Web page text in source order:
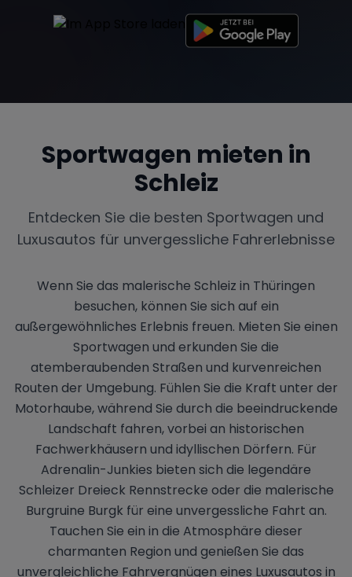
Sportwagen mieten in
Schleiz
Entdecken Sie die besten Sportwagen und
Luxusautos für unvergessliche Fahrerlebnisse
Wenn Sie das malerische Schleiz in Thüringen
besuchen, können Sie sich auf ein
außergewöhnliches Erlebnis freuen. Mieten Sie einen
Sportwagen und erkunden Sie die
atemberaubenden Straßen und kurvenreichen
Routen der Umgebung. Fühlen Sie die Kraft unter der
Motorhaube, während Sie durch die beeindruckende
Landschaft fahren, vorbei an historischen
Fachwerkhäusern und idyllischen Dörfern. Für
Adrenalin-Junkies bieten sich die legendäre
Schleizer Dreieck Rennstrecke oder die malerische
Burgruine Burgk für eine unvergessliche Fahrt an.
Tauchen Sie ein in die Atmosphäre dieser
charmanten Region und genießen Sie das
unvergleichliche Fahrvergnügen eines Luxusautos in